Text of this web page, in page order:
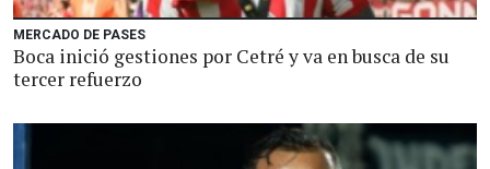
MERCADO DE PASES
Boca inició gestiones por Cetré y va en busca de su
tercer refuerzo